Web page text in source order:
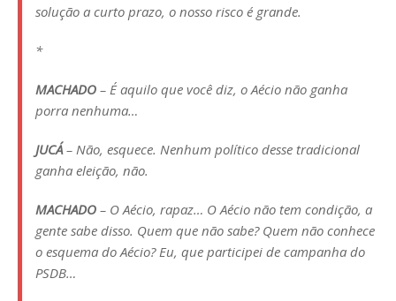
solução a curto prazo, o nosso risco é grande.
*
MACHADO – É aquilo que você diz, o Aécio não ganha
porra nenhuma…
JUCÁ– Não, esquece. Nenhum político desse tradicional
ganha eleição, não.
MACHADO – O Aécio, rapaz… O Aécio não tem condição, a
gente sabe disso. Quem que não sabe? Quem não conhece
o esquema do Aécio? Eu, que participei de campanha do
PSDB…